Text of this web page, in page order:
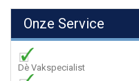
Onze Service
Dè Vakspecialist